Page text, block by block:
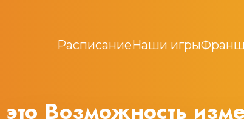
РасписаниеНаши игры
Возможность